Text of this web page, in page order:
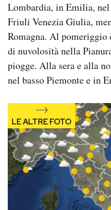
AREA PERSONALE
Area Personale
Newsletter
Notifiche mobile
Regala il Post
Esci
Lombardia, in Emilia,
Friuli Venezia Giulia,
Romagna. Al pomeriggio
di nuvolosità nella
piogge. Alla sera e alla
nel basso Piemonte e in